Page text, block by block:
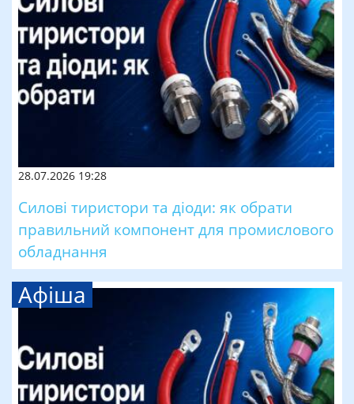
28.07.2026 19:28
Силові тиристори та діоди: як обрати
правильний компонент для промислового
обладнання
Афіша